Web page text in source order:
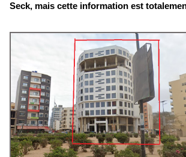
Seck, mais cette information est